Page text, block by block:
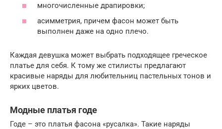
многочисленные драпировки;
асимметрия, причем фасон может быть
выполнен даже на одно плечо.
Каждая девушка может выбрать подходящее греческое
платье для себя. К тому же стилисты предлагают
красивые наряды для любительниц пастельных тонов и
ярких цветов.
Модные платья годе
Годе – это платья фасона «русалка». Такие наряды